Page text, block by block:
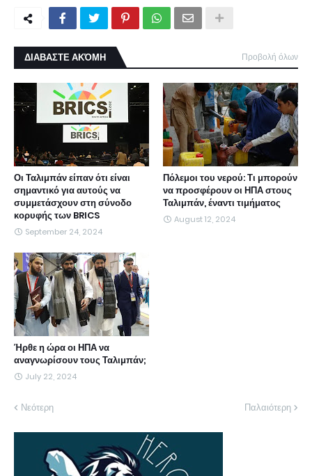
ΔΙΑΒΑΣΤΕ ΑΚΌΜΗ Προβολή όλων
Οι Ταλιμπάν είπαν ότι είναι
σημαντικό για αυτούς να
συμμετάσχουν στη σύνοδο
κορυφής των BRICS
September 24, 2024
Πόλεμοι του νερού: Τι μπορούν
να προσφέρουν οι ΗΠΑ στους
Ταλιμπάν, έναντι τιμήματος
August 12, 2024
Ήρθε η ώρα οι ΗΠΑ να
αναγνωρίσουν τους Ταλιμπάν;
July 22, 2024
Νεότερη Παλαιότερη